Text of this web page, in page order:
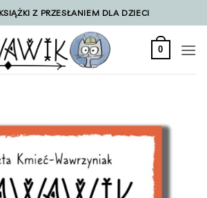
Z PRZESŁANIEM DLA DZIECI
0